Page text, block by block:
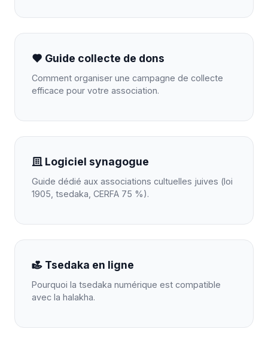
Guide collecte de dons
Comment organiser une campagne de collecte
efficace pour votre association.
Logiciel synagogue
Guide dédié aux associations cultuelles juives (loi
1905, tsedaka, CERFA 75 %).
Tsedaka en ligne
Pourquoi la tsedaka numérique est compatible
avec la halakha.